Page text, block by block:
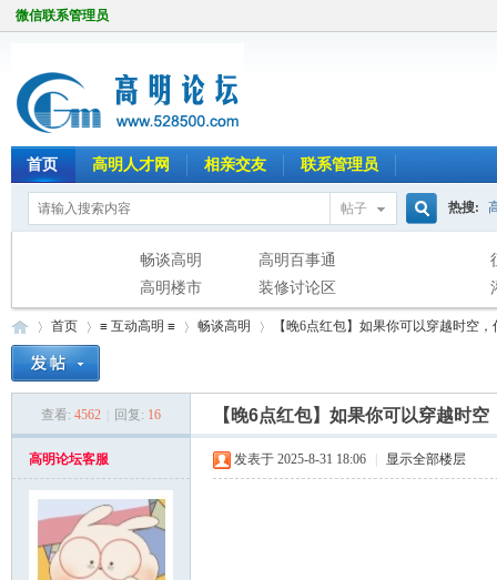
微信联系管理员
首页 高明人才网 相亲交友 联系管理员
帖子
索
热搜:
畅谈高明
高明百事通
高明楼市
装修讨论区
首页
›
≡ 互动高明 ≡ 畅谈高明
›
【晚6点红包】如果你可以穿越时空
查看: 4562 回复: 16 【晚6点红包】如果你可以穿越时
高明论坛客服 发表于 2025-8-31 18:06 显示全部楼层